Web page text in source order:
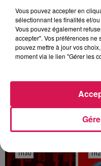
0h00 - 6h00
Les hits de Canal FM
1h30
1h30
Vous pouvez accepter en
sélectionnant les finalités et/
Vous pouvez également
accepter". Vos préférences
pouvez mettre à jour vos
moment via le lien "Gérer les